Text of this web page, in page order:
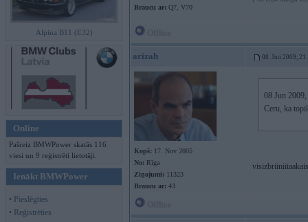
Alpina B11 (E32)
Online
Pašreiz BMWPower skatās 116
viesi un 9 reģistrēti lietotāji.
Ienākt BMWPower
• Pieslēgties
• Reģistrēties
Braucu ar: Q7, V70
arizah 08. Jun 2009,
Kopš: 17. Nov 2005
No: Rīga
Ziņojumi: 11323
Braucu ar: 43
08 Jun
Ceru, ka